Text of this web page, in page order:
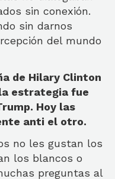
sin conexión.
sin darnos
del mundo
de Hilary Clinton
estrategia fue
Hoy las
anti el otro.
no les gustan los
los blancos o
preguntas al